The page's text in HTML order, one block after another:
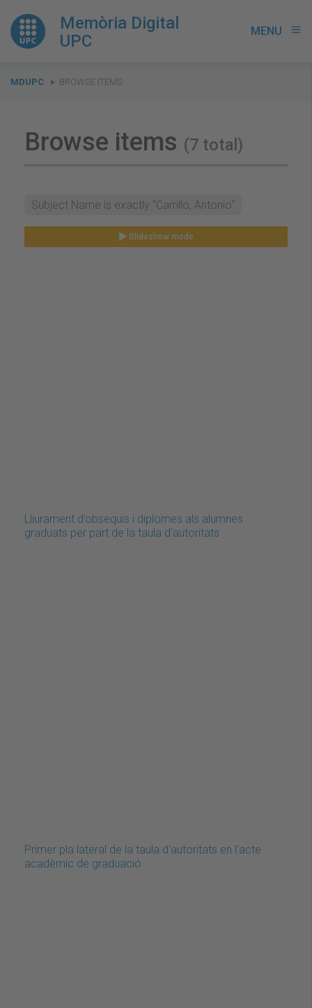
Memòria Digital
UPC
MENU menu
You
MDUPC BROWSE ITEMS
Browse items (7 total)
Subject Name is exactly "Carrillo, Antonio"
Slideshow mode
Lliurament d’obsequis i diplomes als alumnes
graduats per part de la taula d'autoritats
Primer pla lateral de la taula d'autoritats en l'acte
acadèmic de graduació